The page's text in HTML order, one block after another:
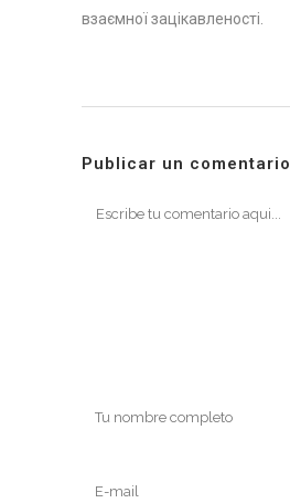
взаємної зацікавленості.
Publicar un comentario